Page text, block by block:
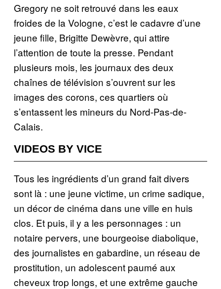
Gregory ne soit retrouvé dans les eaux
froides de la Vologne, c’est le cadavre d’une
jeune fille, Brigitte Dewèvre, qui attire
l’attention de toute la presse. Pendant
plusieurs mois, les journaux des deux
chaînes de télévision s’ouvrent sur les
images des corons, ces quartiers où
s’entassent les mineurs du Nord-Pas-de-
Calais.
VIDEOS BY VICE
Tous les ingrédients d’un grand fait divers
sont là : une jeune victime, un crime sadique,
un décor de cinéma dans une ville en huis
clos. Et puis, il y a les personnages : un
notaire pervers, une bourgeoise diabolique,
des journalistes en gabardine, un réseau de
prostitution, un adolescent paumé aux
cheveux trop longs, et une extrême gauche